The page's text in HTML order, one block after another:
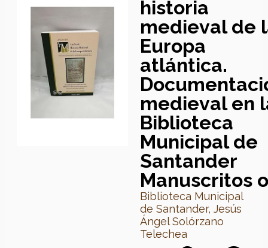
historia
medieval de
Europa
atlántica.
medieval en
Biblioteca
Municipal de
Santander
Manuscritos o
Biblioteca Municipal
de Santander, Jesús
Ángel Solórzano
Telechea